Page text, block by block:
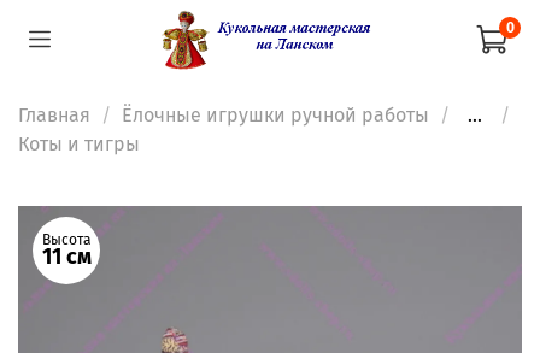
0
Главная Ёлочные игрушки ручной работы
...
Коты и тигры
Высота
11 см